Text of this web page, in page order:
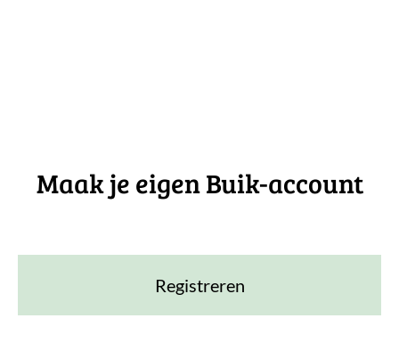
Maak je eigen Buik-account
Registreren